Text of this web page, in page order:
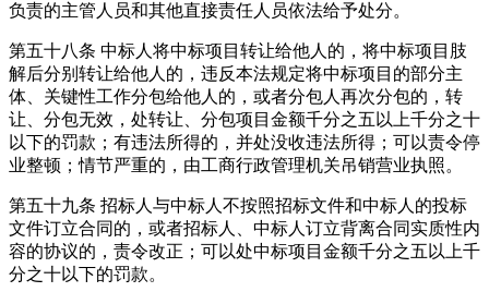
负责的主管人员和其他直接责任人员依法给予处分。
第五十八条 中标人将中标项目转让给他人的，将中标项目肢
解后分别转让给他人的，违反本法规定将中标项目的部分主
体、关键性工作分包给他人的，或者分包人再次分包的，转
让、分包无效，处转让、分包项目金额千分之五以上千分之十
以下的罚款；有违法所得的，并处没收违法所得；可以责令停
业整顿；情节严重的，由工商行政管理机关吊销营业执照。
第五十九条 招标人与中标人不按照招标文件和中标人的投标
文件订立合同的，或者招标人、中标人订立背离合同实质性内
容的协议的，责令改正；可以处中标项目金额千分之五以上千
分之十以下的罚款。